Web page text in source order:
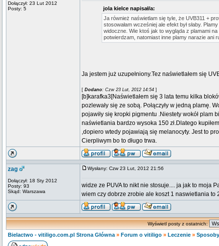
Dołączył: 23 Lut 2012
Posty: 5
jola kielce napisał/a:
Ja również naświetlam się tyle, że UVB311 +
stosowałam wcześniej ale efekt był słaby.
widoczne. Wie ktoś jak to wygląda z plamami
potwierdzam, natomiast inne plamy narazie ani
Ja jestem już uzupełniony.Tez naświetlałem się
[ Dodano: Czw 23 Lut, 2012 14:54 ]
[b]karafka3[Naświetlałem się 3 lata temu kilka
pozlewały się ze sobą. Połączyły w jedną plamę.
pojawiły się kropki pigmentu .Niestety wokół
naświetlania bardzo wysoka 150 zł.Dlatego
,dopiero wtedy pojawiają się melanocyty. Jest to
Cierpliwym bo to długo trwa.
zag
Dołączył: 18 Sty 2012
Posty: 93
Skąd: Warszawa
Wysłany: Czw 23 Lut, 2012 21:56
widze ze PUVA to nikt nie stosuje.... ja jak to moja
wiem czy dobrze zrobie ale koszt 1 naswietlania to
Wyświetl posty z ostatnich:
Bielactwo - vitiligo.com.pl Strona Główna » Forum o vitiligo » Leczenie »